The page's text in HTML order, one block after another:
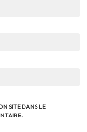
SITE DANS LE